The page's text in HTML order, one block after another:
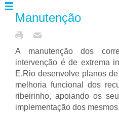
Manutenção
A manutenção dos
intervenção é de extrema
E.Rio desenvolve planos
melhoria funcional dos
ribeirinho, apoiando os
implementação dos mesmos.